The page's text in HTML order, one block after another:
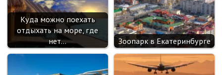
Куда можно поехать
отдыхать на море, где
нет…
Зоопарк в Екатеринбурге